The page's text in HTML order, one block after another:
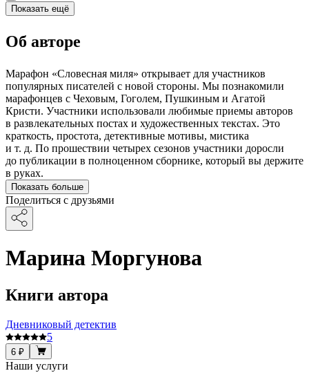
Показать ещё
Об авторе
Марафон «Словесная миля» открывает для участников
популярных писателей с новой стороны. Мы познакомили
марафонцев с Чеховым, Гоголем, Пушкиным и Агатой
Кристи. Участники использовали любимые приемы авторов
в развлекательных постах и художественных текстах. Это
краткость, простота, детективные мотивы, мистика
и т. д. По прошествии четырех сезонов участники доросли
до публикации в полноценном сборнике, который вы держите
в руках.
Показать больше
Поделиться с друзьями
Марина Моргунова
Книги автора
Дневниковый детектив
5
6 ₽
Наши услуги